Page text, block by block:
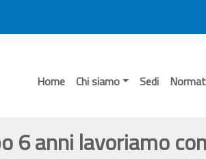
Home Chi siamo Sedi
6 anni lavoriamo